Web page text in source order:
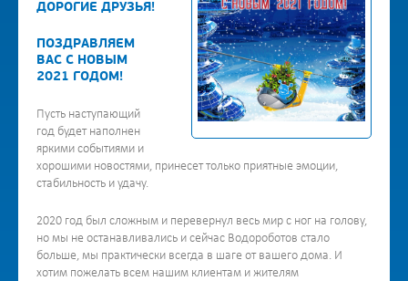
ДОРОГИЕ ДРУЗЬЯ!
ПОЗДРАВЛЯЕМ
ВАС С НОВЫМ
2021 ГОДОМ!
Пусть наступающий
год будет наполнен
яркими событиями и
хорошими новостями, принесет только приятные эмоции,
стабильность и удачу.
2020 год был сложным и перевернул весь мир с ног на голову,
но мы не останавливались и сейчас Водороботов стало
больше, мы практически всегда в шаге от вашего дома. И
хотим пожелать всем нашим клиентам и жителям